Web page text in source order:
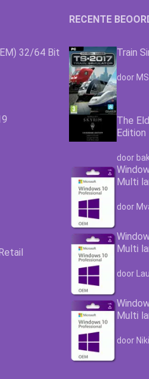
32/64 Bit
RECENTE
Train
door
The
Edition
door
Multi
door
Multi
door
Multi
door